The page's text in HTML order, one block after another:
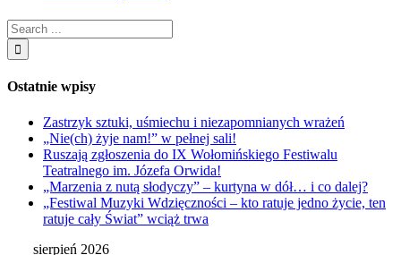
Ostatnie wpisy
Zastrzyk sztuki, uśmiechu i niezapomnianych wrażeń
„Nie(ch) żyje nam!” w pełnej sali!
Ruszają zgłoszenia do IX Wołomińskiego Festiwalu
Teatralnego im. Józefa Orwida!
„Marzenia z nutą słodyczy” – kurtyna w dół… i co dalej?
„Festiwal Muzyki Wdzięczności – kto ratuje jedno życie, ten
ratuje cały Świat” wciąż trwa
sierpień 2026